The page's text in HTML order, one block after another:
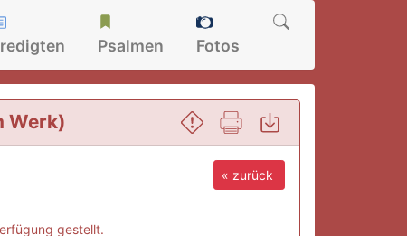
Psalmen Fotos
Werk)
« zurück
gestellt.